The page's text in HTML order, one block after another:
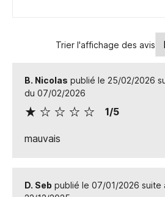
Trier l'affichage des avis
B. Nicolas publié le 25/02/2026
du 07/02/2026
1/5
mauvais
D. Seb publié le 07/01/2026 suite